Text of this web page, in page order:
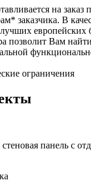
на
заказчика. В
европейских
позволит Вам
ограничения
панель с